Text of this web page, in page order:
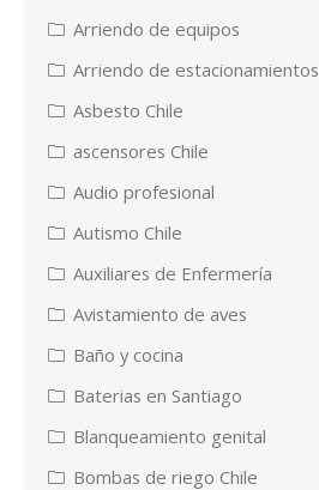
Arriendo de equipos
Arriendo de estacionamientos
Asbesto Chile
ascensores Chile
Audio profesional
Autismo Chile
Auxiliares de Enfermería
Avistamiento de aves
Baño y cocina
Baterias en Santiago
Blanqueamiento genital
Bombas de riego Chile